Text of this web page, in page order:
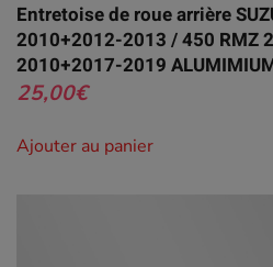
Entretoise de roue arrière
2010+2012-2013 / 450 RMZ
2010+2017-2019
25,00€
Ajouter au panier